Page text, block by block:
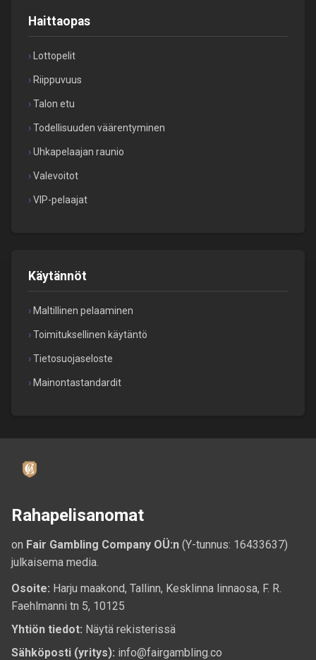
Haittaopas
Lottopelit
Riippuvuus
Talon etu
Todellisuuden väärentyminen
Uhkapelaajan raunio
Valevoitot
VIP-pelaajat
Käytännöt
Maltillinen pelaaminen
Toimituksellinen käytäntö
Tietosuojaseloste
Mainontastandardit
Rahapelisanomat
on Fair Gambling Company OÜ:n (Y-tunnus: 16433637)
julkaisema media.
Osoite: Harju maakond, Tallinn, Kesklinna linnaosa, F. R.
Faehlmanni tn 5, 10125
Yhtiön tiedot: Näytä rekisterissä
Sähköposti (yritys): info@fairgambling.co